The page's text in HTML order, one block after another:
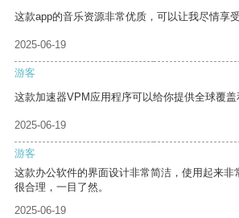
这款app的音乐资源非常优质，可以让我尽情享
2025-06-19
游客
这款加速器VPM应用程序可以给你提供全球覆盖
2025-06-19
游客
这款办公软件的界面设计非常简洁，使用起来非
很合理，一目了然。
2025-06-19